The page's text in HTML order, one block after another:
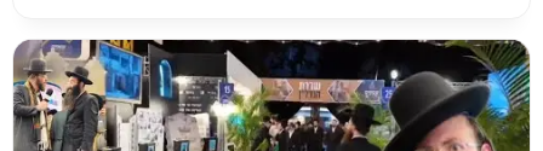
שכולם
עליו:
וועלווא
באקספו